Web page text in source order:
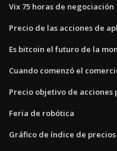
Vix 75 horas de negociación
Precio de las acciones de
Es bitcoin el futuro de la
Cuando comenzó el
Precio objetivo de acciones
Feria de robótica
Gráfico de índice de